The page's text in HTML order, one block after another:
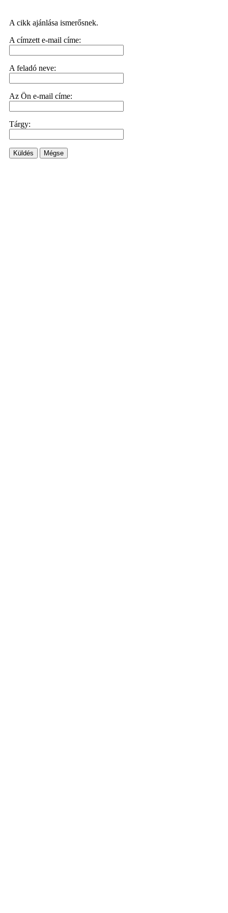
A cikk ajánlása ismerősnek.
A címzett e-mail címe:
A feladó neve:
Az Ön e-mail címe:
Tárgy:
Küldés Mégse